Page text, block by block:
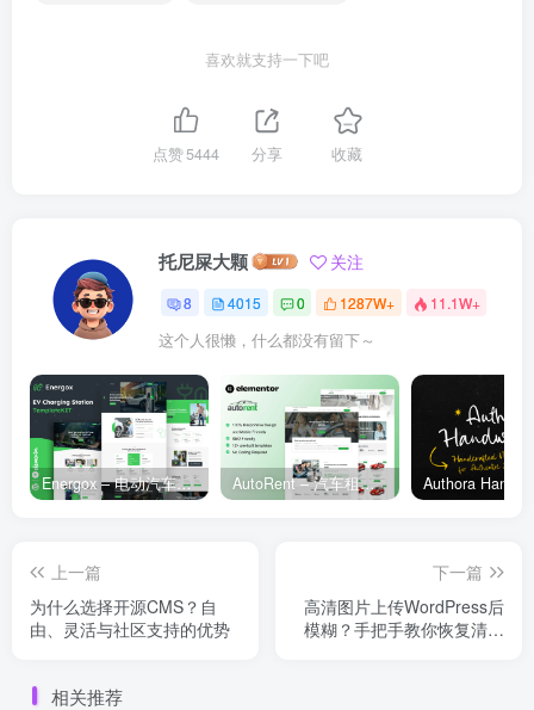
喜欢就支持一下吧
点赞5444 分享 收藏
托尼屎大颗 关注
8 4015 0 1287W+ 11.1W+
这个人很懒，什么都没有留下～
Energox – 电动汽车充电站 Elementor 模板套件 AutoRent – 汽车租赁服务 Elementor 模板套件
上一篇
为什么选择开源CMS？自
由、灵活与社区支持的优势
下一篇
高清图片上传WordPress后
模糊？手把手教你恢复清晰
相关推荐